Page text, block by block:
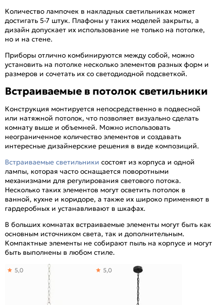
Количество лампочек в накладных светильниках может
достигать 5-7 штук. Плафоны у таких моделей закрыты, а
дизайн допускает их использование не только на потолке,
но и на стене.
Приборы отлично комбинируются между собой, можно
установить на потолке несколько элементов разных форм и
размеров и сочетать их со светодиодной подсветкой.
Встраиваемые в потолок светильники
Конструкция монтируется непосредственно в подвесной
или натяжной потолок, что позволяет визуально сделать
комнату выше и объемней. Можно использовать
неограниченное количество элементов и создавать
интересные дизайнерские решения в виде композиций.
Встраиваемые светильники состоят из корпуса и одной
лампы, которая часто оснащается поворотными
механизмами для регулирования светового потока.
Несколько таких элементов могут осветить потолок в
ванной, кухне и коридоре, а также их широко применяют в
гардеробных и устанавливают в шкафах.
В больших комнатах встраиваемые элементы могут быть как
основным источником света, так и дополнительным.
Компактные элементы не собирают пыль на корпусе и могут
быть выполнены в любом стиле.
5,0 5,0